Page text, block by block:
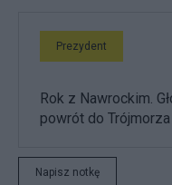
Prezydent
Rok z Nawrockim.
powrót do Trójmorza
Napisz notkę